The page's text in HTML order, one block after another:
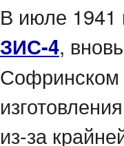
В июле 1941
ЗИС-4,
Софринском
из-за